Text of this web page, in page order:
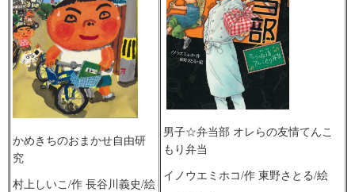
かめきちのおまかせ自由研
究
村上しいこ/作 長谷川義史/絵
男子☆弁当部 オレらの友情てんこ
もり弁当
イノウエミホコ/作 東野さとる/絵